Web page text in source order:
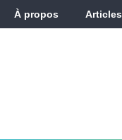
À propos Articles